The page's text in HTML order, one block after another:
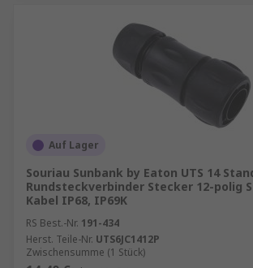
Auf Lager
Souriau Sunbank by Eaton UTS 14
Rundsteckverbinder Stecker 12-polig
Kabel IP68, IP69K
RS Best.-Nr. 191-434
Herst. Teile-Nr. UTS6JC1412P
Zwischensumme (1 Stück)